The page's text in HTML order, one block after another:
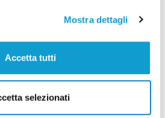
Mostra dettagli
Accetta tutti
selezionati